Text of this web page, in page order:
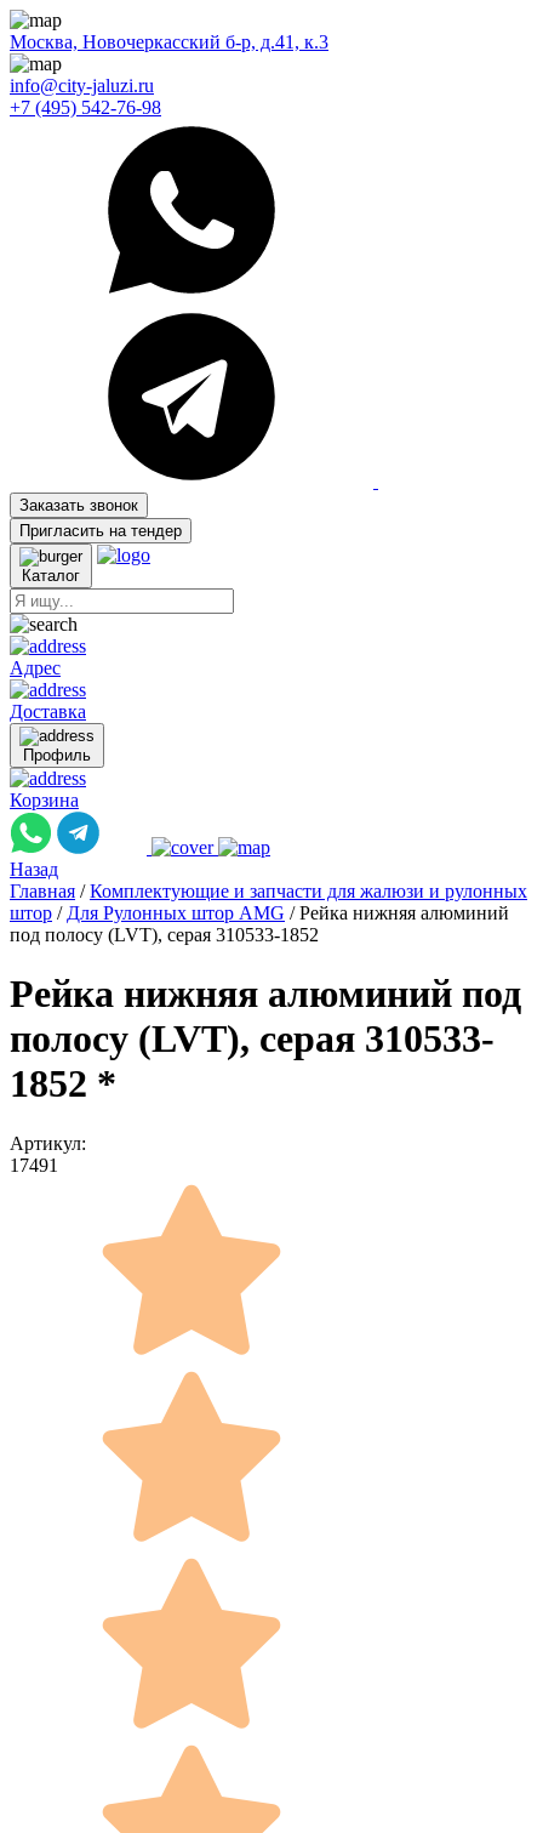
Москва, Новочеркасский б-р, д.41, к.3
info@city-jaluzi.ru
+7 (495) 542-76-98
Заказать звонок
Пригласить на тендер
Каталог
Адрес
Доставка
Профиль
Корзина
Назад
Главная / Комплектующие и запчасти для жалюзи и рулонных
штор / Для Рулонных штор AMG / Рейка нижняя алюминий
под полосу (LVT), серая 310533-1852
Рейка нижняя алюминий под
полосу (LVT), серая 310533-
1852 *
Артикул:
17491